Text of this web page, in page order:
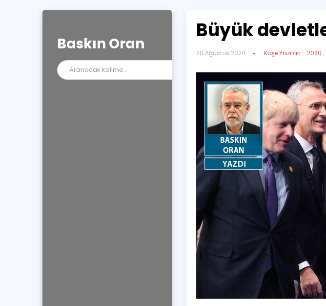
Baskın Oran
Büyük
20 Ağustos 2020 Köşe Yazıları - 2020 ,